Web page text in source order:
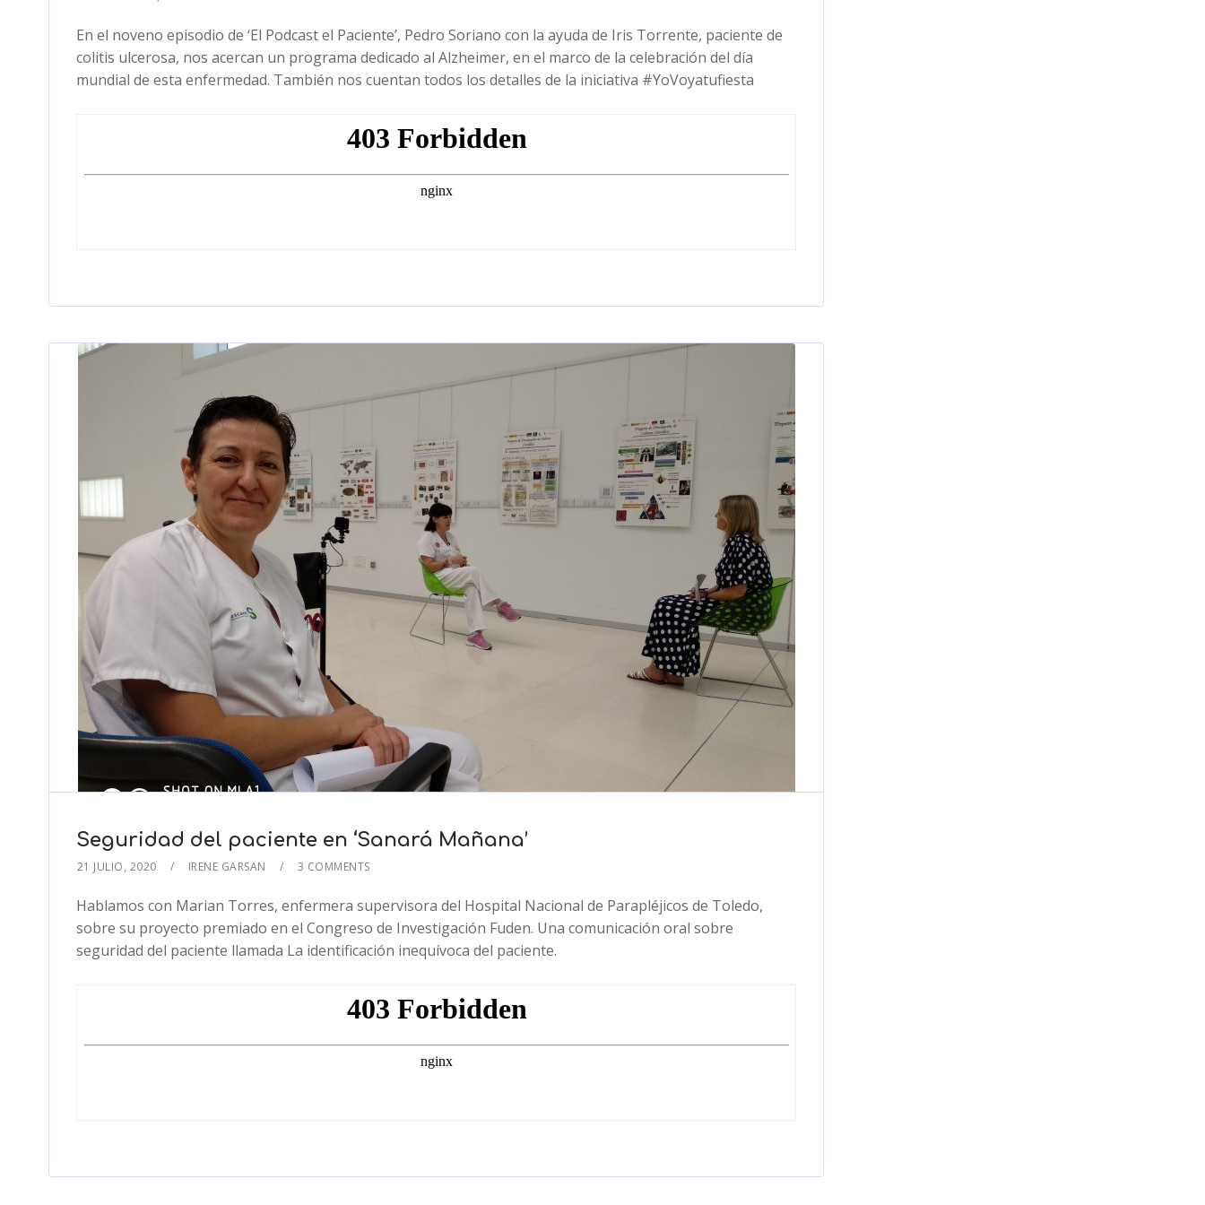
En el noveno episodio de ‘El Podcast el Paciente’, Pedro Soriano con la ayuda de Iris Torrente, paciente de
colitis ulcerosa, nos acercan un programa dedicado al Alzheimer, en el marco de la celebración del día
mundial de esta enfermedad. También nos cuentan todos los detalles de la iniciativa #YoVoyatufiesta
Seguridad del paciente en ‘Sanará Mañana’
21 JULIO, 2020 IRENE GARSAN 3 COMMENTS
Hablamos con Marian Torres, enfermera supervisora del Hospital Nacional de Parapléjicos de Toledo,
sobre su proyecto premiado en el Congreso de Investigación Fuden. Una comunicación oral sobre
seguridad del paciente llamada La identificación inequívoca del paciente.